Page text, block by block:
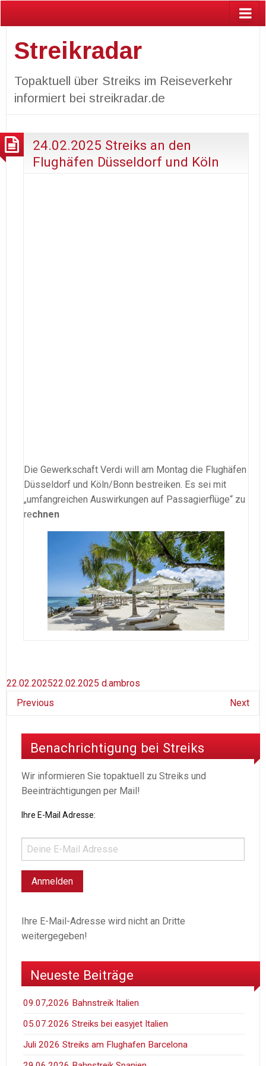
Streikradar
Topaktuell über Streiks im Reiseverkehr
informiert bei streikradar.de
24.02.2025 Streiks an den
Flughäfen Düsseldorf und Köln
Die Gewerkschaft Verdi will am Montag die Flughäfen
Düsseldorf und Köln/Bonn bestreiken. Es sei mit
„umfangreichen Auswirkungen auf Passagierflüge“ zu
rechnen
22.02.202522.02.2025 d.ambros
Previous
Next
Benachrichtigung bei Streiks
Wir informieren Sie topaktuell zu Streiks und
Beeinträchtigungen per Mail!
Ihre E-Mail Adresse:
Ihre E-Mail-Adresse wird nicht an Dritte
weitergegeben!
Neueste Beiträge
09.07,2026 Bahnstreik Italien
05.07.2026 Streiks bei easyjet Italien
Juli 2026 Streiks am Flughafen Barcelona